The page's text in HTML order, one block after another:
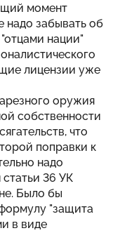
момент
надо забывать об
нации"
лицензии уже
оружия
собственности
что
поправки к
надо
36 УК
Было бы
"защита
в виде